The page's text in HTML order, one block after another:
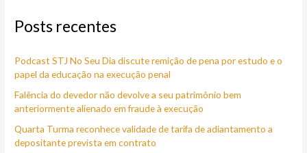
u
s
a
r
p
o
Posts recentes
Podcast STJ No Seu Dia discute remição de pena por estudo e o
papel da educação na execução penal
Falência do devedor não devolve a seu patrimônio bem
anteriormente alienado em fraude à execução
Quarta Turma reconhece validade de tarifa de adiantamento a
depositante prevista em contrato